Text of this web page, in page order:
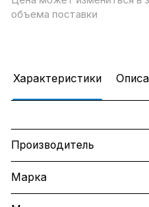
объема поставки
Характеристики
Производитель
Марка